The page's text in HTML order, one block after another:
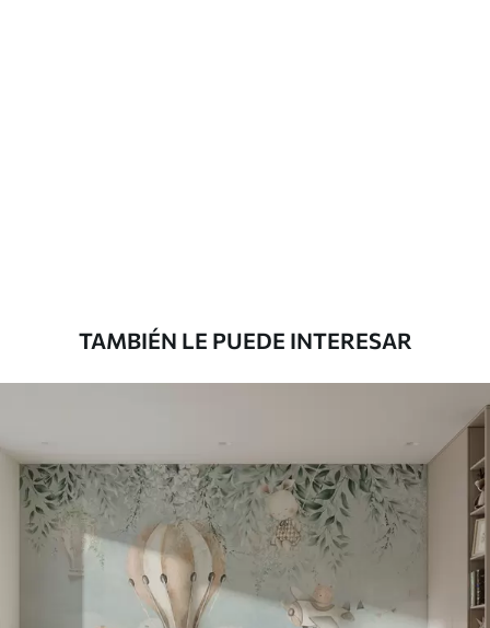
12.77$7.66/sq ft
TAMBIÉN LE PUEDE INTERESAR